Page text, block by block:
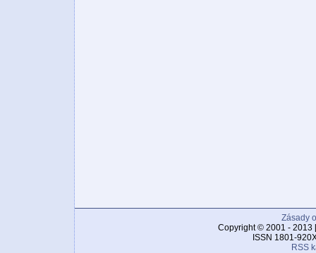
Zásady
Copyright © 2001 - 2013
ISSN 1801-
RSS